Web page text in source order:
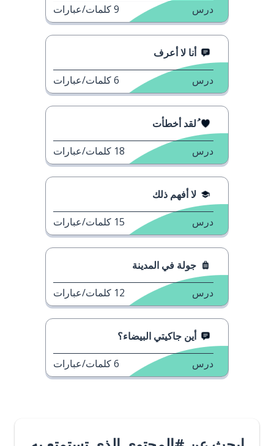
درس 9كلمات/عبارات
أنا لا أعرف
درس 6كلمات/عبارات
ُلقد أخطأت
درس 18 كلمات/عبارات
لا أفهم ذلك
درس 15 كلمات/عبارات
جولة في المدينة
درس 12 كلمات/عبارات
أين جاكيتي البيضاء؟
درس 6كلمات/عبارات